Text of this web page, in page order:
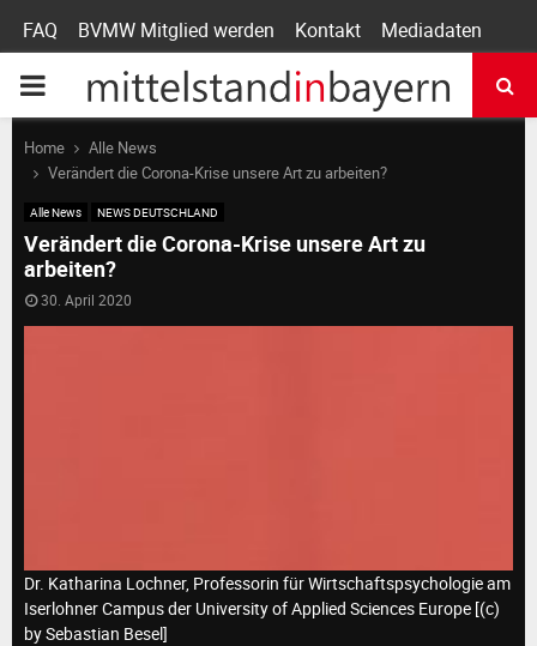
FAQ BVMW Mitglied werden Kontakt Mediadaten
P
R
M
E
Home
Alle News
Verändert die Corona-Krise unsere Art zu arbeiten?
Alle News NEWS DEUTSCHLAND
Verändert die Corona-Krise unsere Art zu
arbeiten?
30. April 2020
Dr. Katharina Lochner, Professorin für Wirtschaftspsychologie am
Iserlohner Campus der University of Applied Sciences Europe [(c)
by Sebastian Besel]